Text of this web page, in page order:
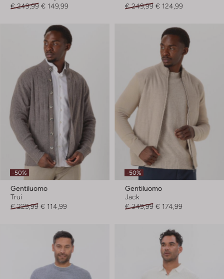
€ 249,99 € 149,99
€ 249,99 € 124,99
-50%
Gentiluomo
Trui
€ 229,99 € 114,99
-50%
Gentiluomo
Jack
€ 349,99 € 174,99